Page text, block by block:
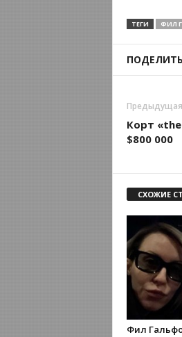
ТЕГИ ФИЛ
Корт
$800 000
СХОЖИЕ
Фил